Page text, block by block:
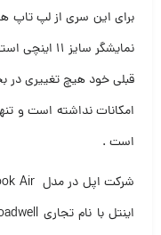
برای این سری از لپ تاپ
نمایشگر
قبلی خود هیچ تغییری
امکانات نداشته است و
است .